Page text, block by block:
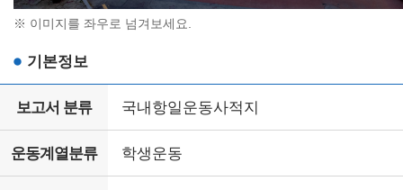
※ 이미지를 좌우로 넘겨보세요.
기본정보
보고서 분류 국내항일운동사적지
운동계열분류 학생운동